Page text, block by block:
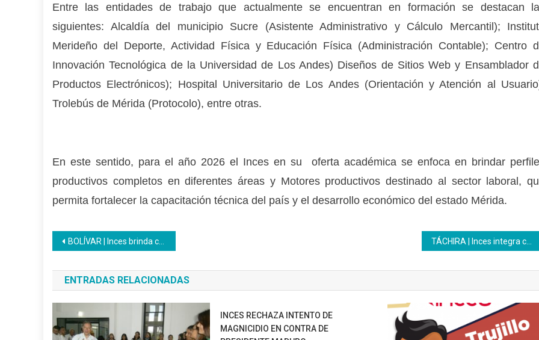
Entre las entidades de trabajo que actualmente se encuentran en formación se destacan
siguientes: Alcaldía del municipio Sucre (Asistente Administrativo y Cálculo Mercantil);
Merideño del Deporte, Actividad Física y Educación Física (Administración Contable); Centro
Innovación Tecnológica de la Universidad de Los Andes) Diseños de Sitios Web y Ensamblador
Productos Electrónicos); Hospital Universitario de Los Andes (Orientación y Atención al
Trolebús de Mérida (Protocolo), entre otras.
En este sentido, para el año 2026 el Inces en su oferta académica se enfoca en brindar
productivos completos en diferentes áreas y Motores productivos destinado al sector laboral,
permita fortalecer la capacitación técnica del país y el desarrollo económico del estado Mérida.
Navegación
de
entradas
BOLÍVAR | Inces brinda capacitación en salud mental laboral al personal del hospital Guaiparo
ENTRADAS RELACIONADAS
INCES RECHAZA INTENTO DE
MAGNICIDIO EN CONTRA DE